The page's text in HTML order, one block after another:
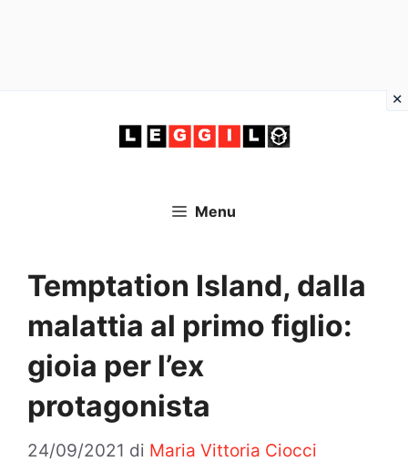
Menu
Temptation Island, dalla
malattia al primo figlio:
gioia per l’ex
protagonista
24/09/2021 di Maria Vittoria Ciocci